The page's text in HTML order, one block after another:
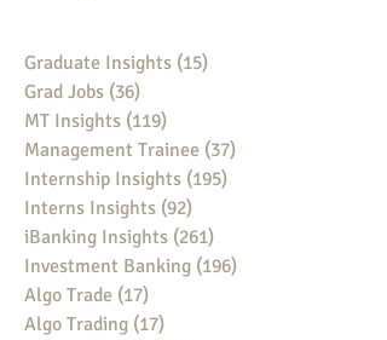
Graduate Insights (15)
Grad Jobs (36)
MT Insights (119)
Management Trainee (37)
Internship Insights (195)
Interns Insights (92)
iBanking Insights (261)
Investment Banking (196)
Algo Trade (17)
Algo Trading (17)